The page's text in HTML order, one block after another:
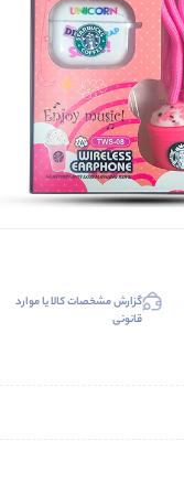
گزارش مشخصات کالا یا موارد
قانونی